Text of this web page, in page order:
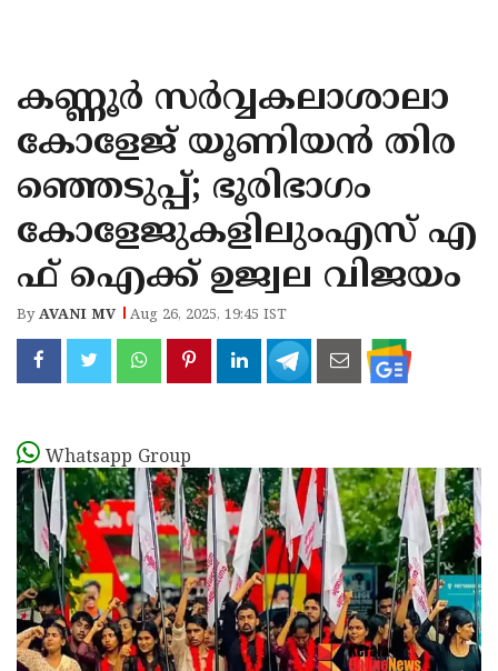
KANNUR
KASARAGOD
കണ്ണൂര്‍ സര്‍വ്വകലാശാലാ
കോളേജ് യൂണിയന്‍ തിര
ഞ്ഞെടുപ്പ്; ഭൂരിഭാഗം
കോളേജുകളിലുംഎസ് എ
ഫ് ഐക്ക് ഉജ്വല വിജയം
ByAVANI MV Aug 26, 2025, 19:45 IST
Whatsapp Group